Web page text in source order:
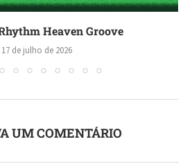
Heaven Groove
17 de julho de 2026
UM COMENTÁRIO